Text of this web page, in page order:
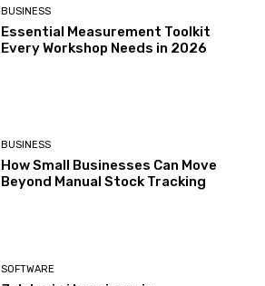
BUSINESS
Essential Measurement Toolkit
Every Workshop Needs in 2026
BUSINESS
How Small Businesses Can Move
Beyond Manual Stock Tracking
SOFTWARE